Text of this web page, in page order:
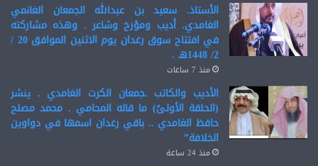
الأستاذ. سعيد بن عبدالله الجمعان الغانمي
الغامدي. أديب ومؤرخ وشاعر . وهذه مشاركته
في افتتاح سوق رغدان يوم الاثنين الموافق 20 /
2/ 1448هـ .
منذ 7 ساعات
الأديب والكاتب .جمعان الكرت الغامدي . ينشر
(الحلقة الأولىً) ما قاله المحامي . محمد مصلح
حافظ الغامدي .. باقي رغدان اسمها في دواوين
الخلافة”
منذ 24 ساعة